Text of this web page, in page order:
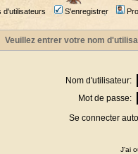
d'utilisateurs S'enregistrer
Veuillez entrer votre nom
Nom d'utilisateur:
Mot de passe:
Se connecter
J'ai